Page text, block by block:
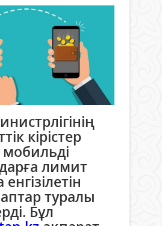
кірістер
мобильді
лимит
туралы
Бұл